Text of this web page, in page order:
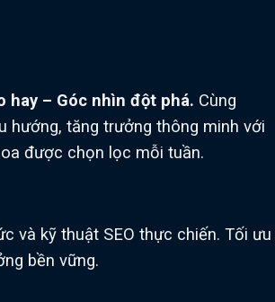
hay – Góc nhìn đột phá. Cùng
hướng, tăng trưởng thông minh với
được chọn lọc mỗi tuần.
và kỹ thuật SEO thực chiến. Tối ưu
bền vững.